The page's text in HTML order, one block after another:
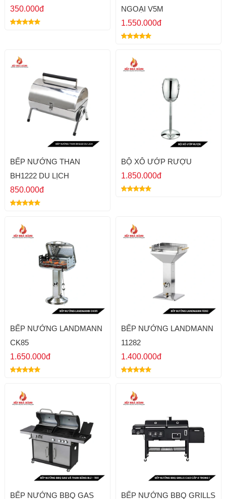
350.000đ
NGOẠI V5M
1.550.000đ
BẾP NƯỚNG THAN
BH1222 DU LỊCH
850.000đ
BỘ XÔ ƯỚP RƯỢU
1.850.000đ
BẾP NƯỚNG LANDMANN
CK85
1.650.000đ
BẾP NƯỚNG LANDMANN
11282
1.400.000đ
BẾP NƯỚNG BBQ GAS BẾP NƯỚNG BBQ GRILLS